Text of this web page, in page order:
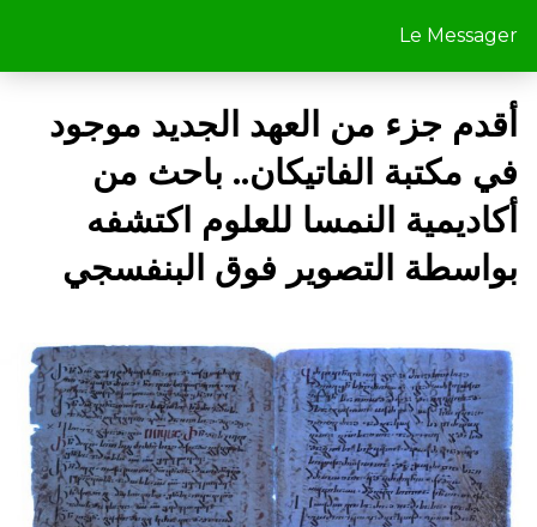
Le Messager
أقدم جزء من العهد الجديد موجود
في مكتبة الفاتيكان.. باحث من
أكاديمية النمسا للعلوم اكتشفه
بواسطة التصوير فوق البنفسجي